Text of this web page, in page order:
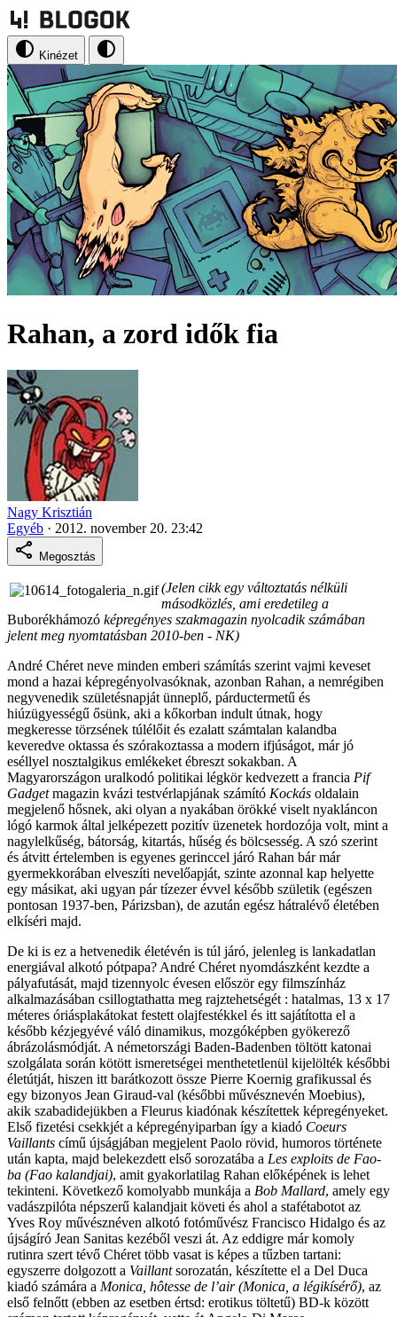
Kinézet
Rahan, a zord idők fia
Nagy Krisztián
Egyéb · 2012. november 20. 23:42
Megosztás
(Jelen cikk egy változtatás nélküli
másodközlés, ami eredetileg a
Buborékhámozó képregényes szakmagazin nyolcadik számában
jelent meg nyomtatásban 2010-ben - NK)
André Chéret neve minden emberi számítás szerint vajmi keveset
mond a hazai képregényolvasóknak, azonban Rahan, a nemrégiben
negyvenedik születésnapját ünneplő, párductermetű és
hiúzügyességű ősünk, aki a kőkorban indult útnak, hogy
megkeresse törzsének túlélőit és ezalatt számtalan kalandba
keveredve oktassa és szórakoztassa a modern ifjúságot, már jó
eséllyel nosztalgikus emlékeket ébreszt sokakban. A
Magyarországon uralkodó politikai légkör kedvezett a francia Pif
Gadgetmagazin kvázi testvérlapjának számító Kockás oldalain
megjelenő hősnek, aki olyan a nyakában örökké viselt nyakláncon
lógó karmok által jelképezett pozitív üzenetek hordozója volt, mint a
nagylelkűség, bátorság, kitartás, hűség és bölcsesség. A szó szerint
és átvitt értelemben is egyenes gerinccel járó Rahan bár már
gyermekkorában elveszíti nevelőapját, szinte azonnal kap helyette
egy másikat, aki ugyan pár tízezer évvel később születik (egészen
pontosan 1937-ben, Párizsban), de azután egész hátralévő életében
elkíséri majd.
De ki is ez a hetvenedik életévén is túl járó, jelenleg is lankadatlan
energiával alkotó pótpapa? André Chéret nyomdászként kezdte a
pályafutását, majd tizennyolc évesen először egy filmszínház
alkalmazásában csillogtathatta meg rajztehetségét : hatalmas, 13 x 17
méteres óriásplakátokat festett olajfestékkel és itt sajátította el a
később kézjegyévé váló dinamikus, mozgóképben gyökerező
ábrázolásmódját. A németországi Baden-Badenben töltött katonai
szolgálata során kötött ismeretségei menthetetlenül kijelölték későbbi
életútját, hiszen itt barátkozott össze Pierre Koernig grafikussal és
egy bizonyos Jean Giraud-val (későbbi művésznevén Moebius),
akik szabadidejükben a Fleurus kiadónak készítettek képregényeket.
Első fizetési csekkjét a képregényiparban így a kiadó Coeurs
Vaillants című újságjában megjelent Paolo rövid, humoros története
után kapta, majd belekezdett első sorozatába a Les exploits de Fao-
ba (Fao kalandjai), amit gyakorlatilag Rahan előképének is lehet
tekinteni. Következő komolyabb munkája a Bob Mallard, amely egy
vadászpilóta népszerű kalandjait követi és ahol a stafétabotot az
Yves Roy művésznéven alkotó fotóművész Francisco Hidalgo és az
újságíró Jean Sanitas kezéből veszi át. Az eddigre már komoly
rutinra szert tévő Chéret több vasat is képes a tűzben tartani:
egyszerre dolgozott a Vaillantsorozatán, készítette el a Del Duca
kiadó számára a Monica, hôtesse de l’air (Monica, a légikísérő), az
első felnőtt (ebben az esetben értsd: erotikus töltetű) BD-k között